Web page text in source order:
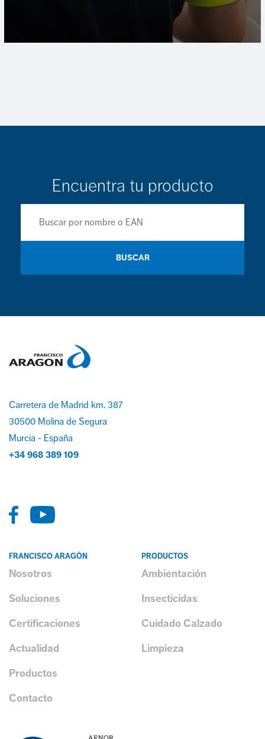
Encuentra tu producto
BUSCAR
Carretera de Madrid km. 387
30500 Molina de Segura
Murcia - España
+34 968 389 109
FRANCISCO ARAGÓN
Nosotros
Soluciones
Certificaciones
Actualidad
Productos
Contacto
PRODUCTOS
Ambientación
Insecticidas
Cuidado Calzado
Limpieza